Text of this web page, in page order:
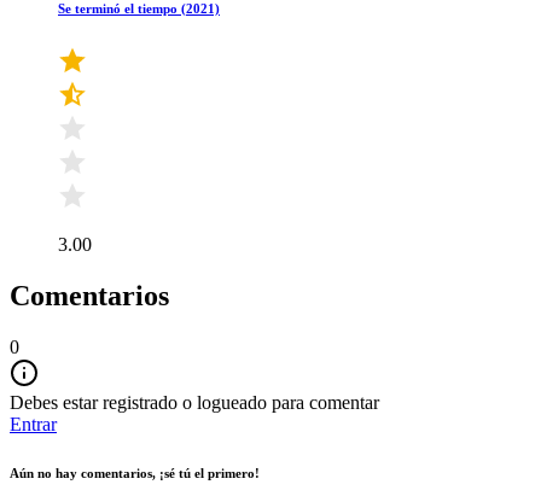
Se terminó el tiempo (2021)
3.00
Comentarios
0
Debes estar registrado o logueado para comentar
Entrar
Aún no hay comentarios, ¡sé tú el primero!